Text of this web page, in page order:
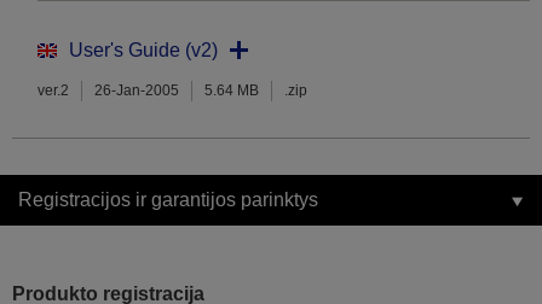
User's Guide (v2)
ver.2 26-Jan-2005 5.64 MB .zip
Registracijos ir garantijos parinktys
Produkto registracija